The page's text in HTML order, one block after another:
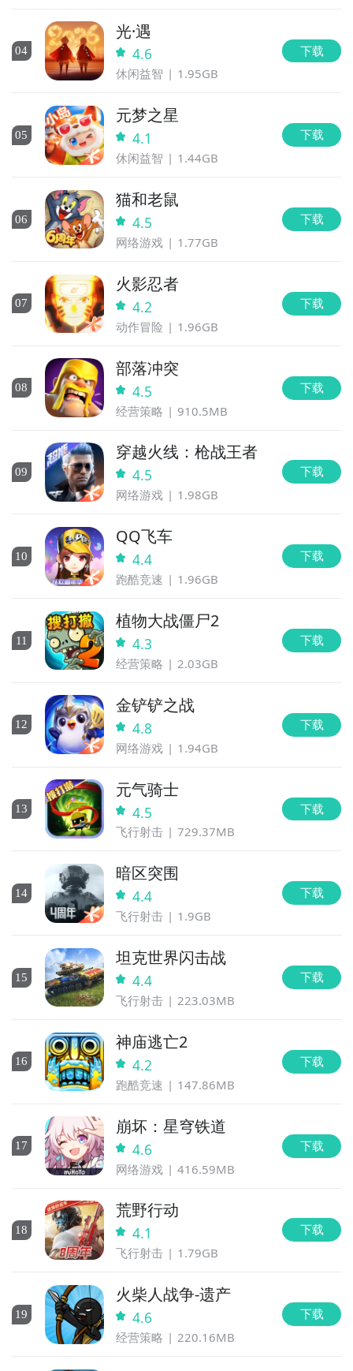
04
光·遇
4.6
休闲益智 1.95GB
下载
05
元梦之星
4.1
休闲益智 1.44GB
下载
06
猫和老鼠
4.5
网络游戏 1.77GB
下载
07
火影忍者
4.2
动作冒险 1.96GB
下载
08
部落冲突
4.5
经营策略 910.5MB
下载
09
穿越火线：枪战王者
4.5
网络游戏 1.98GB
下载
10
QQ飞车
4.4
跑酷竞速 1.96GB
下载
11
植物大战僵尸2
4.3
经营策略 2.03GB
下载
12
金铲铲之战
4.8
网络游戏 1.94GB
下载
13
元气骑士
4.5
飞行射击 729.37MB
下载
14
暗区突围
4.4
飞行射击 1.9GB
下载
15
坦克世界闪击战
4.4
飞行射击 223.03MB
下载
16
神庙逃亡2
4.2
跑酷竞速 147.86MB
下载
17
崩坏：星穹铁道
4.6
网络游戏 416.59MB
下载
18
荒野行动
4.1
飞行射击 1.79GB
下载
19
火柴人战争-遗产
4.6
经营策略 220.16MB
下载